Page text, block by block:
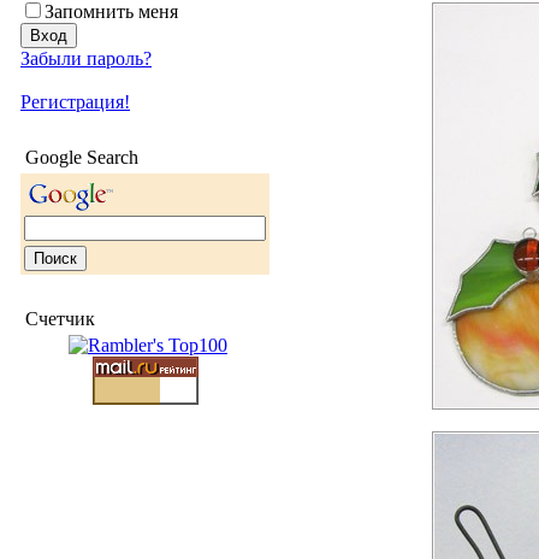
Запомнить меня
Забыли пароль?
Регистрация!
Google Search
Счетчик